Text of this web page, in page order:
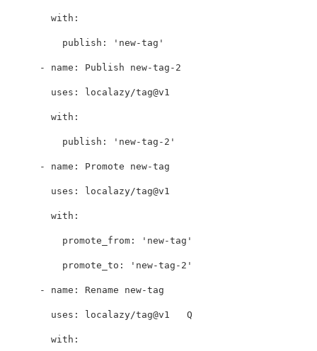
with :
publish : ' new-tag'
- name : Publish new-tag-2
uses : localazy/tag@v1
with :
publish : ' new-tag-2'
- name : Promote new-tag
uses : localazy/tag@v1
with :
promote_from : ' new-tag'
promote_to : ' new-tag-2'
- name : Rename new-tag
uses : localazy/tag@v1   Q
with :